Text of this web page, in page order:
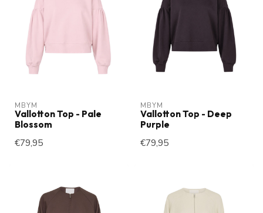
MBYM
Vallotton Top - Pale
Blossom
€79,95
MBYM
Vallotton Top - Deep
Purple
€79,95